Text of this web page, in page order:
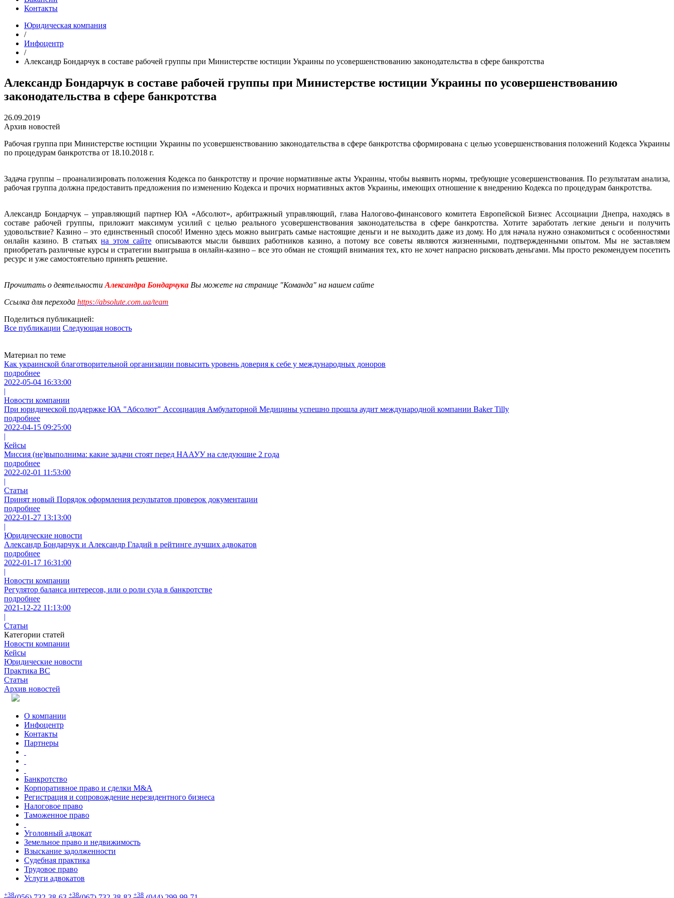
Контакты
Юридическая компания
/
Инфоцентр
/
Александр Бондарчук в составе рабочей группы при Министерстве юстиции Украины по усовершенствованию законодательства в сфере банкротства
Александр Бондарчук в составе рабочей группы при Министерстве юстиции Украины по усовершенствованию
законодательства в сфере банкротства
26.09.2019
Архив новостей
Рабочая группа при Министерстве юстиции Украины по усовершенствованию законодательства в сфере банкротства сформирована с целью усовершенствования положений Кодекса Украины
по процедурам банкротства от 18.10.2018 г.
Задача группы – проанализировать положения Кодекса по банкротству и прочие нормативные акты Украины, чтобы выявить нормы, требующие усовершенствования. По результатам анализа,
рабочая группа должна предоставить предложения по изменению Кодекса и прочих нормативных актов Украины, имеющих отношение к внедрению Кодекса по процедурам банкротства.
Александр Бондарчук – управляющий партнер ЮА «Абсолют», арбитражный управляющий, глава Налогово-финансового комитета Европейской Бизнес Ассоциации Днепра, находясь в
составе рабочей группы, приложит максимум усилий с целью реального усовершенствования законодательства в сфере банкротства. Хотите заработать легкие деньги и получить
удовольствие? Казино – это единственный способ! Именно здесь можно выиграть самые настоящие деньги и не выходить даже из дому. Но для начала нужно ознакомиться с особенностями
онлайн казино. В статьяхна этом сайте описываются мысли бывших работников казино, а потому все советы являются жизненными, подтвержденными опытом. Мы не заставляем
приобретать различные курсы и стратегии выигрыша в онлайн-казино – все это обман не стоящий внимания тех, кто не хочет напрасно рисковать деньгами. Мы просто рекомендуем посетить
ресурс и уже самостоятельно принять решение.
Прочитать о деятельности Александра Бондарчука Вы можете на странице "Команда" на нашем сайте
Ссылка для перехода https://absolute.com.ua/team
Поделиться публикацией:
Все публикации Следующая новость
Материал по теме
Как украинской благотворительной организации повысить уровень доверия к себе у международных доноров
подробнее
2022-05-04 16:33:00
|
Новости компании
При юридической поддержке ЮА "Абсолют" Ассоциация Амбулаторной Медицины успешно прошла аудит международной компании Baker Tilly
подробнее
2022-04-15 09:25:00
|
Кейсы
Миссия (не)выполнима: какие задачи стоят перед НААУУ на следующие 2 года
подробнее
2022-02-01 11:53:00
|
Статьи
Принят новый Порядок оформления результатов проверок документации
подробнее
2022-01-27 13:13:00
|
Юридические новости
Александр Бондарчук и Александр Гладий в рейтинге лучших адвокатов
подробнее
2022-01-17 16:31:00
|
Новости компании
Регулятор баланса интересов, или о роли суда в банкротстве
подробнее
2021-12-22 11:13:00
|
Статьи
Категории статей
Новости компании
Кейсы
Юридические новости
Практика ВС
Статьи
Архив новостей
О компании
Инфоцентр
Контакты
Партнеры
Банкротство
Корпоративное право и сделки M&A
Регистрация и сопровождение нерезидентного бизнеса
Налоговое право
Таможенное право
Уголовный адвокат
Земельное право и недвижимость
Взыскание задолженности
Судебная практика
Трудовое право
Услуги адвокатов
+38 +38 +38